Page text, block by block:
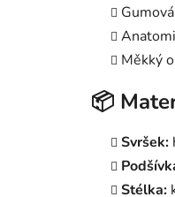
Měkký
📦
Svršek:
Stélka: